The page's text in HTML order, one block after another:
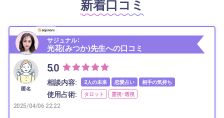
新着口コミ
サジュナル：
光花(みつか)先生への口コミ
匿名
5.0
相談内容: 2人の未来 恋愛占い 相手の気持ち
使用占術: タロット 霊視・透視
2025/04/06 22:22